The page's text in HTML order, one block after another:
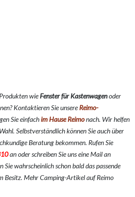
wieFenster für Kastenwagenoder
Kontaktieren Sie unsereReimo-
Sie einfachim Hause Reimonach. Wir helfen
Selbstverständlich können Sie auch über
Beratung bekommen. Rufen Sie
an oder schreiben Sie uns eine Mail an
Sie wahrscheinlich schon bald das passende
Besitz. Mehr Camping-Artikel auf Reimo